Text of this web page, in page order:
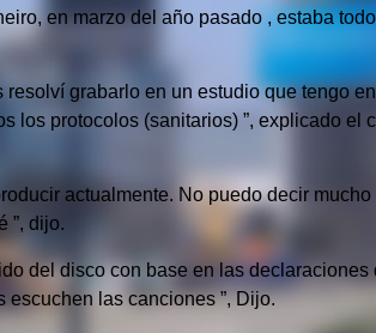
en marzo del año pasado , estaba
resolví grabarlo en un estudio que tengo
los protocolos (sanitarios) ”, explicado el
actualmente. No puedo decir
”, dijo.
del disco con base en las
las canciones ”, Dijo.